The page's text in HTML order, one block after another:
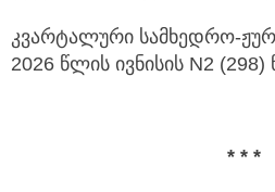
კვარტალური სამხედრო-
2026 წლის ივნისის N2
* * *